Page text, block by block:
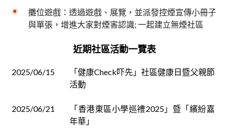
攤位遊戲：透過遊戲、展覽，並派發控煙宣傳小冊子
與單張，增進大家對煙害認識; 一起建立無煙社區
近期社區活動一覽表
2025/06/15
「健康Check吓先」社區健康日暨父親節
活動
2025/06/21
「香港東區小學巡禮2025」暨「繽紛嘉
年華」